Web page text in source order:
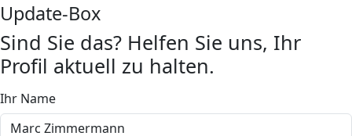
Update-Box
Sind Sie das? Helfen Sie uns, Ihr
Profil aktuell zu halten.
Ihr Name